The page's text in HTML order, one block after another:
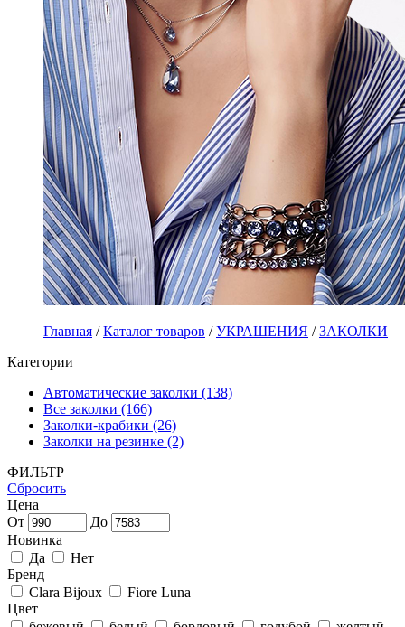
Главная /Каталог товаров /УКРАШЕНИЯ /ЗАКОЛКИ
Категории
Автоматические заколки (138)
Все заколки (166)
Заколки-крабики (26)
Заколки на резинке (2)
ФИЛЬТР
Сбросить
Цена
От
До
Новинка
Да
Нет
Бренд
Clara Bijoux
Fiore Luna
Цвет